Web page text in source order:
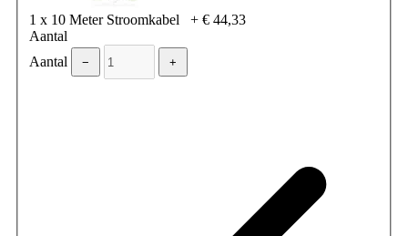
1 x 10 Meter Stroomkabel + € 44,33
Aantal
Aantal
− +